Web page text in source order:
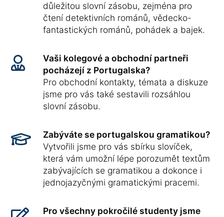
důležitou slovní zásobu, zejména pro
čtení detektivních románů, vědecko-
fantastických románů, pohádek a bajek.
Vaši kolegové a obchodní partneři
pocházejí z Portugalska?
Pro obchodní kontakty, témata a diskuze
jsme pro vás také sestavili rozsáhlou
slovní zásobu.
Zabýváte se portugalskou gramatikou?
Vytvořili jsme pro vás sbírku slovíček,
která vám umožní lépe porozumět textům
zabývajících se gramatikou a dokonce i
jednojazyčnými gramatickými pracemi.
Pro všechny pokročilé studenty jsme